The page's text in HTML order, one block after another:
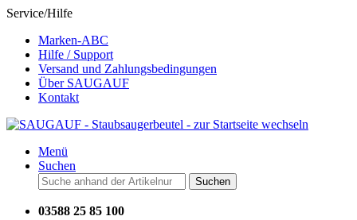
Service/Hilfe
Marken-ABC
Hilfe / Support
Versand und Zahlungsbedingungen
Über SAUGAUF
Kontakt
Menü
Suchen
Suchen
03588 25 85 100